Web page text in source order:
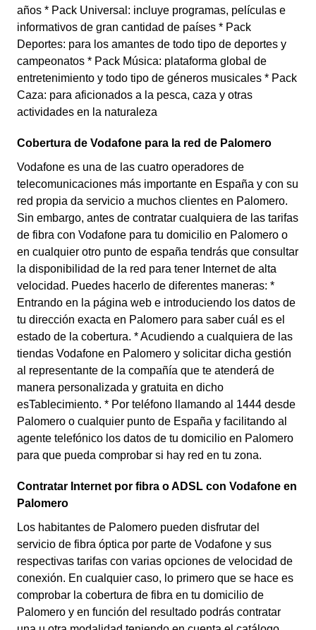
años * Pack Universal: incluye programas, películas e
informativos de gran cantidad de países * Pack
Deportes: para los amantes de todo tipo de deportes y
campeonatos * Pack Música: plataforma global de
entretenimiento y todo tipo de géneros musicales * Pack
Caza: para aficionados a la pesca, caza y otras
actividades en la naturaleza
Cobertura de Vodafone para la red de Palomero
Vodafone es una de las cuatro operadores de
telecomunicaciones más importante en España y con su
red propia da servicio a muchos clientes en Palomero.
Sin embargo, antes de contratar cualquiera de las tarifas
de fibra con Vodafone para tu domicilio en Palomero o
en cualquier otro punto de españa tendrás que consultar
la disponibilidad de la red para tener Internet de alta
velocidad. Puedes hacerlo de diferentes maneras: *
Entrando en la página web e introduciendo los datos de
tu dirección exacta en Palomero para saber cuál es el
estado de la cobertura. * Acudiendo a cualquiera de las
tiendas Vodafone en Palomero y solicitar dicha gestión
al representante de la compañía que te atenderá de
manera personalizada y gratuita en dicho
esTablecimiento. * Por teléfono llamando al 1444 desde
Palomero o cualquier punto de España y facilitando al
agente telefónico los datos de tu domicilio en Palomero
para que pueda comprobar si hay red en tu zona.
Contratar Internet por fibra o ADSL con Vodafone en
Palomero
Los habitantes de Palomero pueden disfrutar del
servicio de fibra óptica por parte de Vodafone y sus
respectivas tarifas con varias opciones de velocidad de
conexión. En cualquier caso, lo primero que se hace es
comprobar la cobertura de fibra en tu domicilio de
Palomero y en función del resultado podrás contratar